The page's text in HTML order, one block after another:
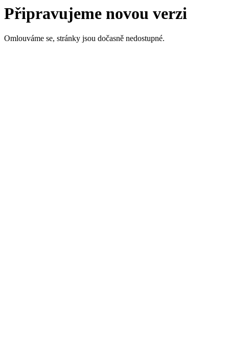
Připravujeme novou verzi
Omlouváme se, stránky jsou dočasně nedostupné.